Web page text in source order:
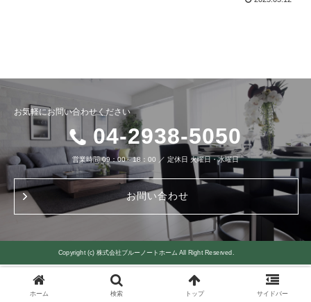
お気軽にお問い合わせください
04-2938-5050
営業時間 09：00～18：00 ／ 定休日 火曜日・水曜日
お問い合わせ
Copyright (c) 株式会社ブルーノートホーム All Right Reserved.
ホーム 検索 トップ サイドバー